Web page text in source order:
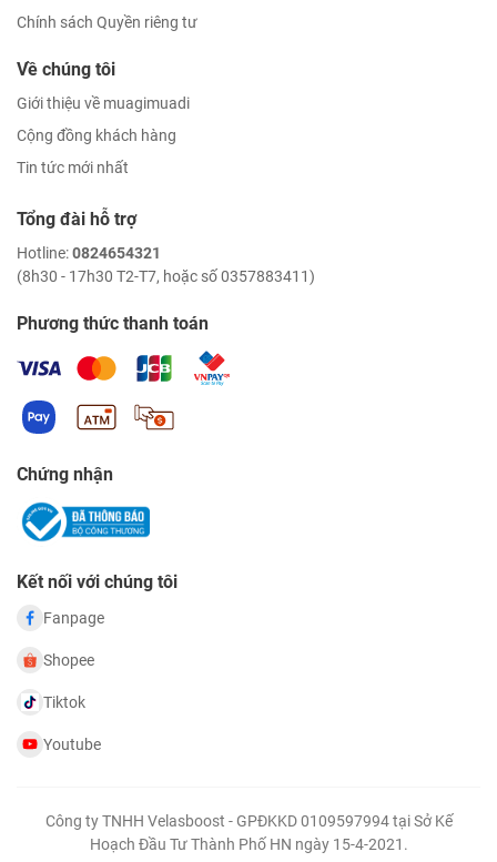
Chính sách Quyền riêng tư
Về chúng tôi
Giới thiệu về muagimuadi
Cộng đồng khách hàng
Tin tức mới nhất
Tổng đài hỗ trợ
Hotline:0824654321
(8h30 - 17h30 T2-T7, hoặc số 0357883411)
Phương thức thanh toán
Chứng nhận
Kết nối với chúng tôi
Fanpage
Shopee
Tiktok
Youtube
Công ty TNHH Velasboost - GPĐKKD 0109597994 tại Sở Kế
Hoạch Đầu Tư Thành Phố HN ngày 15-4-2021.